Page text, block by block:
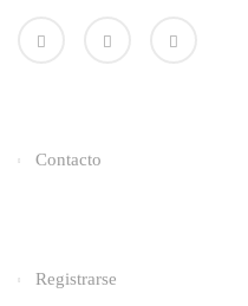
Contacto
Registrarse